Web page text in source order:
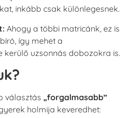
inkább csak különlegesnek.
Ahogy a többi matricánk, ez is
így mehet a
kerülő uzsonnás dobozokra is.
választás „forgalmasabb”
holmija keveredhet: